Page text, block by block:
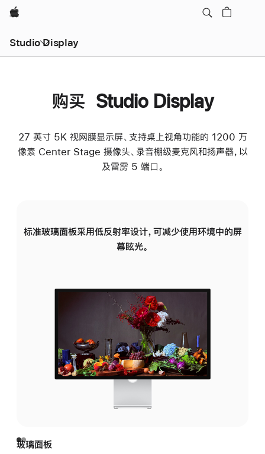
Apple
Studio Display
购买 Studio Display
27 英寸 5K 视网膜显示屏、支持桌上视角功能的 1200 万
像素 Center Stage 摄像头、录音棚级麦克风和扬声器，以
及雷雳 5 端口。
标准玻璃面板采用低反射率设计，可减少使用环境中的屏
幕眩光。
玻璃面板